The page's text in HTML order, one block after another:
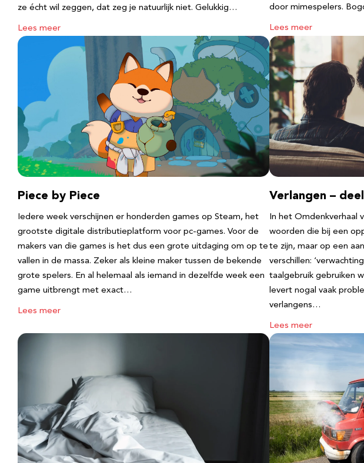
ze écht wil zeggen, dat zeg je natuurlijk niet. Gelukkig…
Lees meer
door mimespelers.
Lees meer
Piece by Piece
Iedere week verschijnen er honderden games op Steam, het
grootste digitale distributieplatform voor pc-games. Voor de
makers van die games is het dus een grote uitdaging om op te
vallen in de massa. Zeker als kleine maker tussen de bekende
grote spelers. En al helemaal als iemand in dezelfde week een
game uitbrengt met exact…
Lees meer
Verlangen –
In het Omdenkverhaal
woorden die bij een
te zijn, maar op een
verschillen:
taalgebruik gebruiken
levert nogal vaak
verlangens…
Lees meer